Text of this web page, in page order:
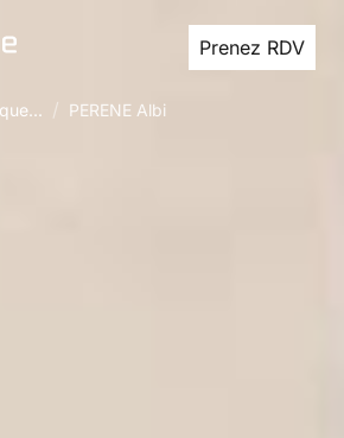
Prenez RDV
/ PERENE Albi